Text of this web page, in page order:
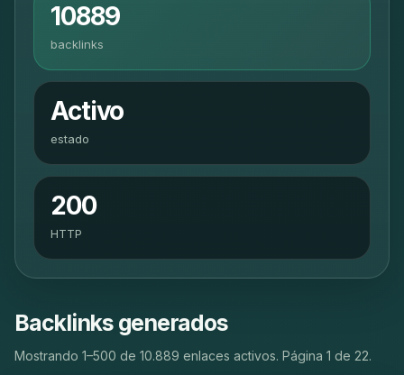
10889
backlinks
Activo
estado
200
HTTP
Backlinks generados
Mostrando 1–500 de 10.889 enlaces activos. Página 1 de 22.